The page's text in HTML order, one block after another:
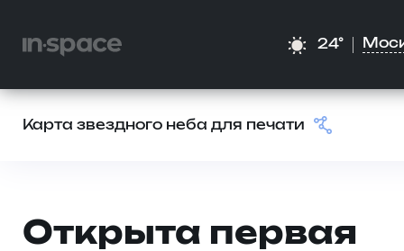
24°
Карта звездного неба для печати
Открыта первая